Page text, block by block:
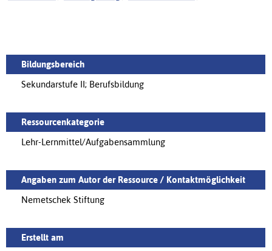
Bildungsbereich
Sekundarstufe II; Berufsbildung
Ressourcenkategorie
Lehr-Lernmittel/Aufgabensammlung
Angaben zum Autor der Ressource / Kontaktmöglichkeit
Nemetschek Stiftung
Erstellt am